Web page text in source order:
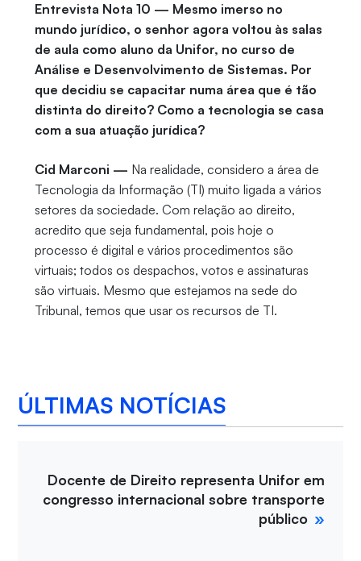
Entrevista Nota 10 — Mesmo imerso no
mundo jurídico, o senhor agora voltou às salas
de aula como aluno da Unifor, no curso de
Análise e Desenvolvimento de Sistemas. Por
que decidiu se capacitar numa área que é tão
distinta do direito? Como a tecnologia se casa
com a sua atuação jurídica?
Cid Marconi — Na realidade, considero a área de
Tecnologia da Informação (TI) muito ligada a vários
setores da sociedade. Com relação ao direito,
acredito que seja fundamental, pois hoje o
processo é digital e vários procedimentos são
virtuais; todos os despachos, votos e assinaturas
são virtuais. Mesmo que estejamos na sede do
Tribunal, temos que usar os recursos de TI.
ÚLTIMAS NOTÍCIAS
Docente de Direito representa Unifor em
congresso internacional sobre transporte
público